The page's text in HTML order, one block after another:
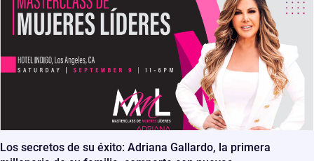
Los secretos de su éxito: Adriana Gallardo, la primera